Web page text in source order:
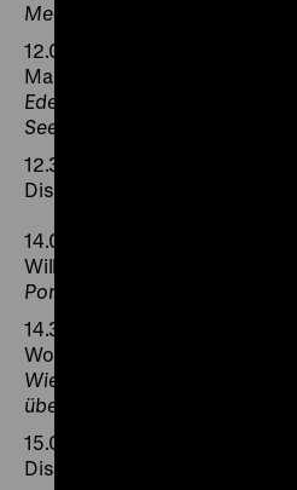
Meer und Häfen in der
12.00
Markus A. Denzel, Leipzig
Edelmetalle als
Seehandels und der
12.30
Diskussion
14.00
William Marshall, Stirling
Port Cities of the „French
14.30
Wolfgang Reinhard, Freiburg
Wie aus Opfern Täter wurden.
über die Welt
15.00
Diskussion